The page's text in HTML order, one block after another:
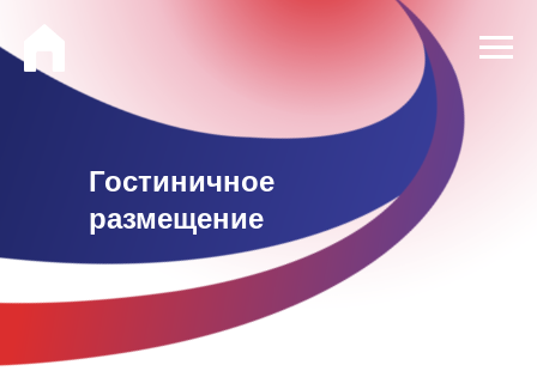
Гостиничное
размещение